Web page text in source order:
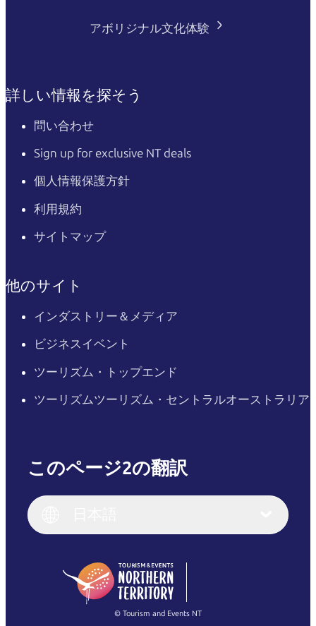
アボリジナル文化体験
詳しい情報を探そう
問い合わせ
Sign up for exclusive NT deals
個人情報保護方針
利用規約
サイトマップ
他のサイト
インダストリー＆メディア
ビジネスイベント
ツーリズム・トップエンド
ツーリズムツーリズム・セントラルオーストラリア
このページ2の翻訳
English (US)
English
(Singapore)
Français
繁體中文
© Tourism and Events NT